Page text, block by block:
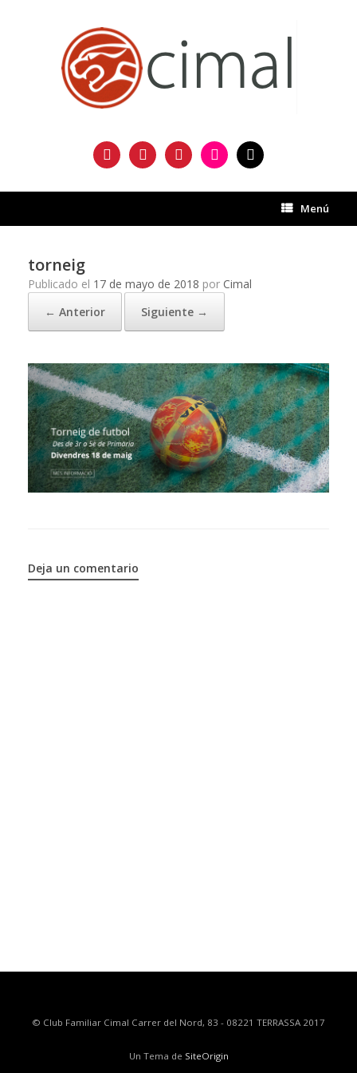
facebooktwitter instagramflickr mail
Menú
torneig
Publicado el 17 de mayo de 2018 por Cimal
← Anterior
Siguiente →
Deja un comentario
© Club Familiar Cimal Carrer del Nord, 83 - 08221 TERRASSA 2017
Un Tema de SiteOrigin